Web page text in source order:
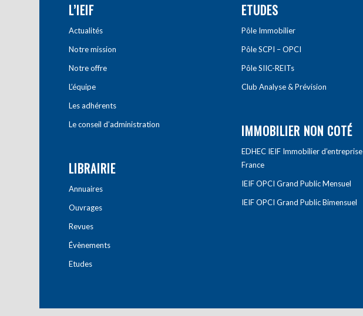
L’IEIF
Actualités
Notre mission
Notre offre
L’équipe
Les adhérents
Le conseil d’administration
LIBRAIRIE
Annuaires
Ouvrages
Revues
Évènements
Etudes
ETUDES
Pôle Immobilier
Pôle SCPI – OPCI
Pôle SIIC-REITs
Club Analyse & Prévision
IMMOBILIER NON COTÉ
EDHEC IEIF Immobilier d’entreprise
France
IEIF OPCI Grand Public Mensuel
IEIF OPCI Grand Public Bimensuel